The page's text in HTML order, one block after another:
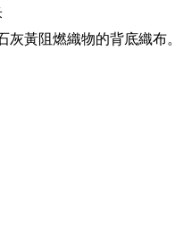
黃阻燃織物的背底織布。